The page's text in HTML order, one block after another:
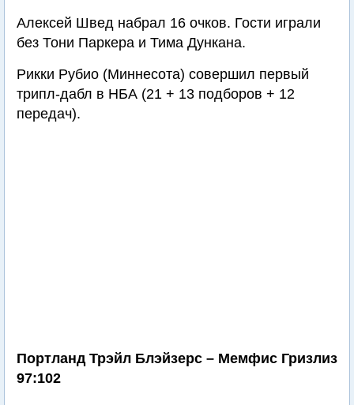
Алексей Швед набрал 16 очков. Гости играли
без Тони Паркера и Тима Дункана.
Рикки Рубио (Миннесота) совершил первый
трипл-дабл в НБА (21 + 13 подборов + 12
передач).
Портланд Трэйл Блэйзерс – Мемфис Гризлиз
97:102